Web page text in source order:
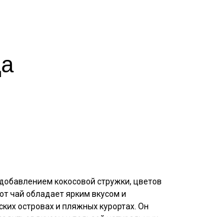
кокосовой стружки, цветов
чай обладает ярким вкусом и
островах и пляжных курортах. Он